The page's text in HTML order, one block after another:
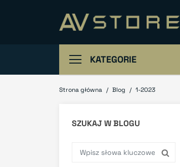
KATEGORIE
Strona główna Blog 1-2023
SZUKAJ W BLOGU